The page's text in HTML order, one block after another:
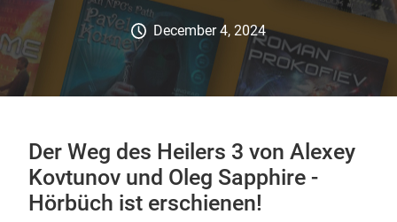
December 4, 2024
Der Weg des Heilers 3 von Alexey
Kovtunov und Oleg Sapphire -
Hörbüch ist erschienen!